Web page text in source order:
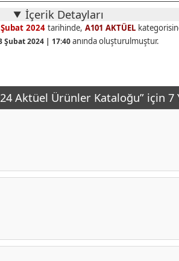
İçerik Detayları
2024 tarihinde,A101 AKTÜEL
Şubat 2024 | 17:40anında oluşturulmuştur.
Aktüel Ürünler Kataloğu” için 7